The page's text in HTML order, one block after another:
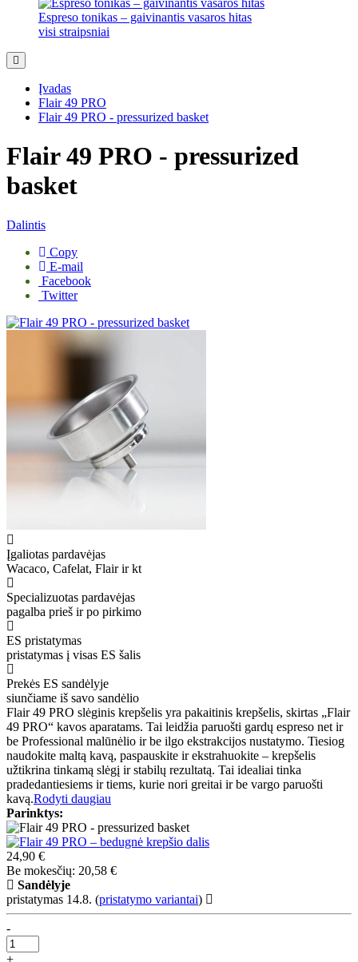
Espreso tonikas – gaivinantis vasaros hitas
visi straipsniai
Įvadas
Flair 49 PRO
Flair 49 PRO - pressurized basket
Flair 49 PRO - pressurized
basket
Dalintis
Copy
E-mail
Facebook
Twitter
Įgaliotas pardavėjas
Wacaco, Cafelat, Flair ir kt
Specializuotas pardavėjas
pagalba prieš ir po pirkimo
ES pristatymas
pristatymas į visas ES šalis
Prekės ES sandėlyje
siunčiame iš savo sandėlio
Flair 49 PRO slėginis krepšelis yra pakaitinis krepšelis, skirtas „Flair
49 PRO“ kavos aparatams. Tai leidžia paruošti gardų espreso net ir
be Professional malūnėlio ir be ilgo ekstrakcijos nustatymo. Tiesiog
naudokite maltą kavą, paspauskite ir ekstrahuokite – krepšelis
užtikrina tinkamą slėgį ir stabilų rezultatą. Tai idealiai tinka
pradedantiesiems ir tiems, kurie nori greitai ir be vargo paruošti
kavą.Rodyti daugiau
Parinktys:
24,90 €
Be mokesčių: 20,58 €
Sandėlyje
pristatymas 14.8. (pristatymo variantai)
-
+